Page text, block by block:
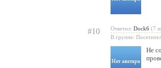
#10 Ответил: Dock6 (7
В группе:
Не